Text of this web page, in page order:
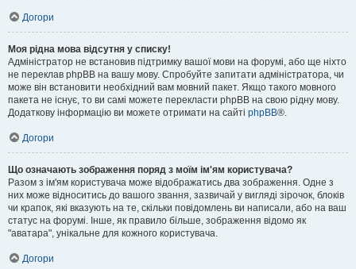
Догори
Моя рідна мова відсутня у списку!
Адміністратор не встановив підтримку вашої мови на форумі, або ще ніхто
не переклав phpBB на вашу мову. Спробуйте запитати адміністратора, чи
може він встановити необхідний вам мовний пакет. Якщо такого мовного
пакета не існує, то ви самі можете перекласти phpBB на свою рідну мову.
Додаткову інформацію ви можете отримати на сайті phpBB®.
Догори
Що означають зображення поряд з моїм ім'ям користувача?
Разом з ім'ям користувача може відображатись два зображення. Одне з
них може відноситись до вашого звання, зазвичай у вигляді зірочок, блоків
чи крапок, які вказують на те, скільки повідомлень ви написали, або на ваш
статус на форумі. Інше, як правило більше, зображення відомо як
"аватара", унікальне для кожного користувача.
Догори